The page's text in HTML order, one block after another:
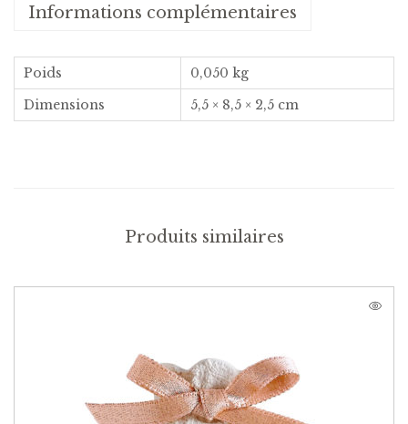
Informations complémentaires
Poids
0,050 kg
Dimensions
5,5 × 8,5 × 2,5 cm
Produits similaires